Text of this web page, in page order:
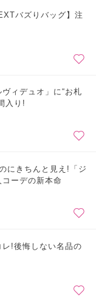
バズりバッグ】注
ィデュオ」に“お札
入り!
にきちんと見え!「ジ
ーデの新本命
!後悔しない名品の